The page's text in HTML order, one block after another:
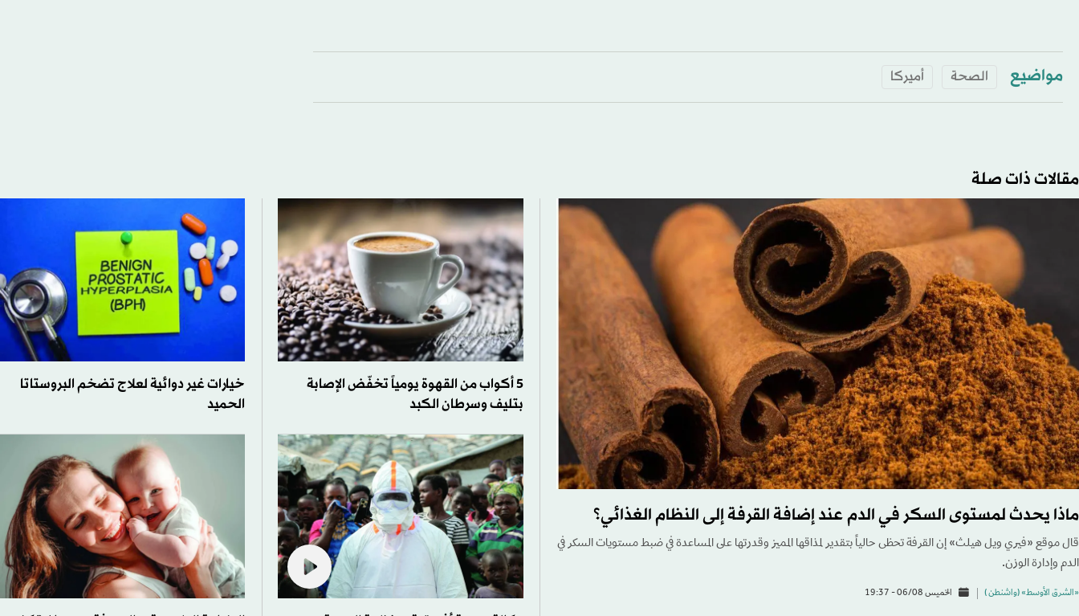
مواضيع الصحة أميركا
مقالات ذات صلة
ماذا يحدث لمستوى السكر في الدم عند إضافة القرفة إلى النظام الغذائي؟
قال موقع «فيري ويل هيلث» إن القرفة تحظى حالياً بتقدير لمذاقها المميز وقدرتها على المساعدة في ضبط مستويات السكر في
الدم وإدارة الوزن.
«الشرق الأوسط» (واشنطن ) الخميس 06/08 - 19:37
5 أكواب من القهوة يومياً تخفّض الإصابة
بتليف وسرطان الكبد
خيارات غير دوائية لعلاج تضخم البروستاتا
الحميد